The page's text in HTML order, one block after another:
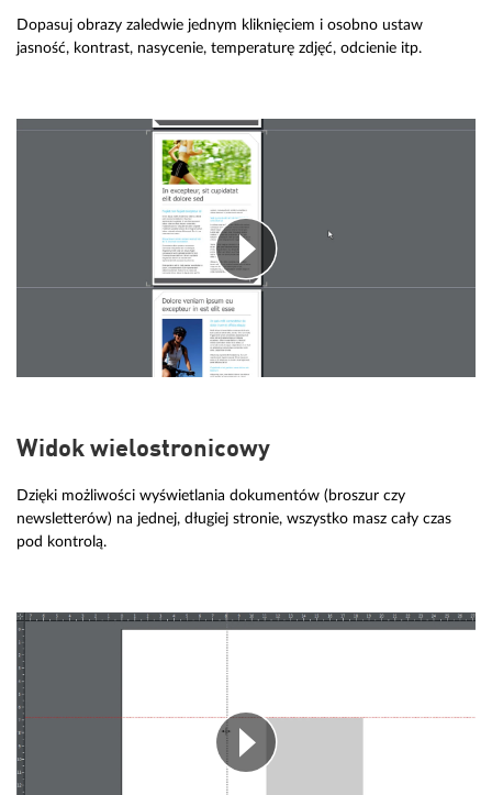
Dopasuj obrazy zaledwie jednym kliknięciem i osobno ustaw
jasność, kontrast, nasycenie, temperaturę zdjęć, odcienie itp.
Widok wielostronicowy
Dzięki możliwości wyświetlania dokumentów (broszur czy
newsletterów) na jednej, długiej stronie, wszystko masz cały czas
pod kontrolą.